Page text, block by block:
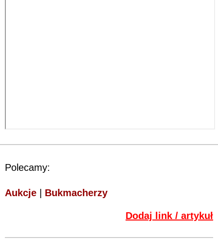
Polecamy:
Aukcje Bukmacherzy
Dodaj link / artykuł